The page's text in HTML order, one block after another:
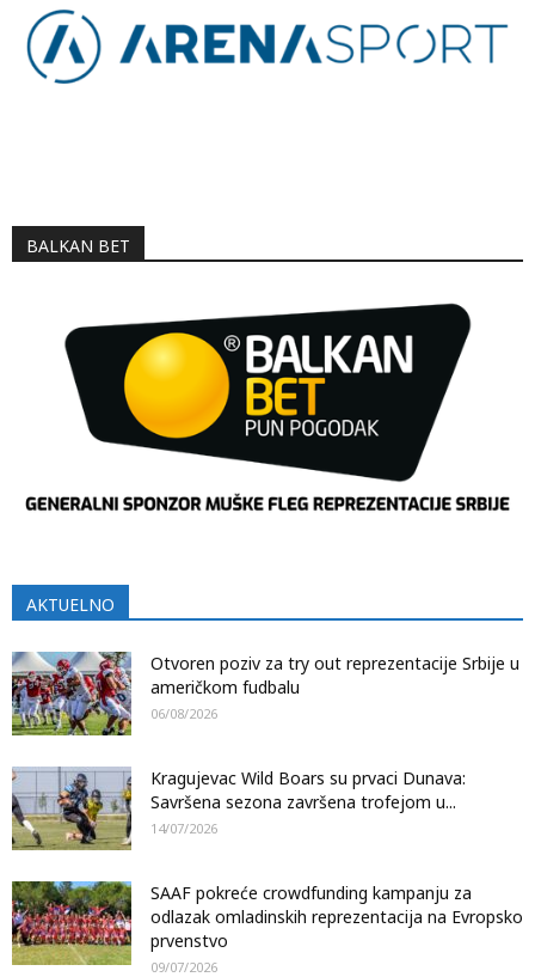
BALKAN BET
AKTUELNO
Otvoren poziv za try out reprezentacije Srbije u
američkom fudbalu
06/08/2026
Kragujevac Wild Boars su prvaci Dunava:
Savršena sezona završena trofejom u...
14/07/2026
SAAF pokreće crowdfunding kampanju za
odlazak omladinskih reprezentacija na Evropsko
prvenstvo
09/07/2026